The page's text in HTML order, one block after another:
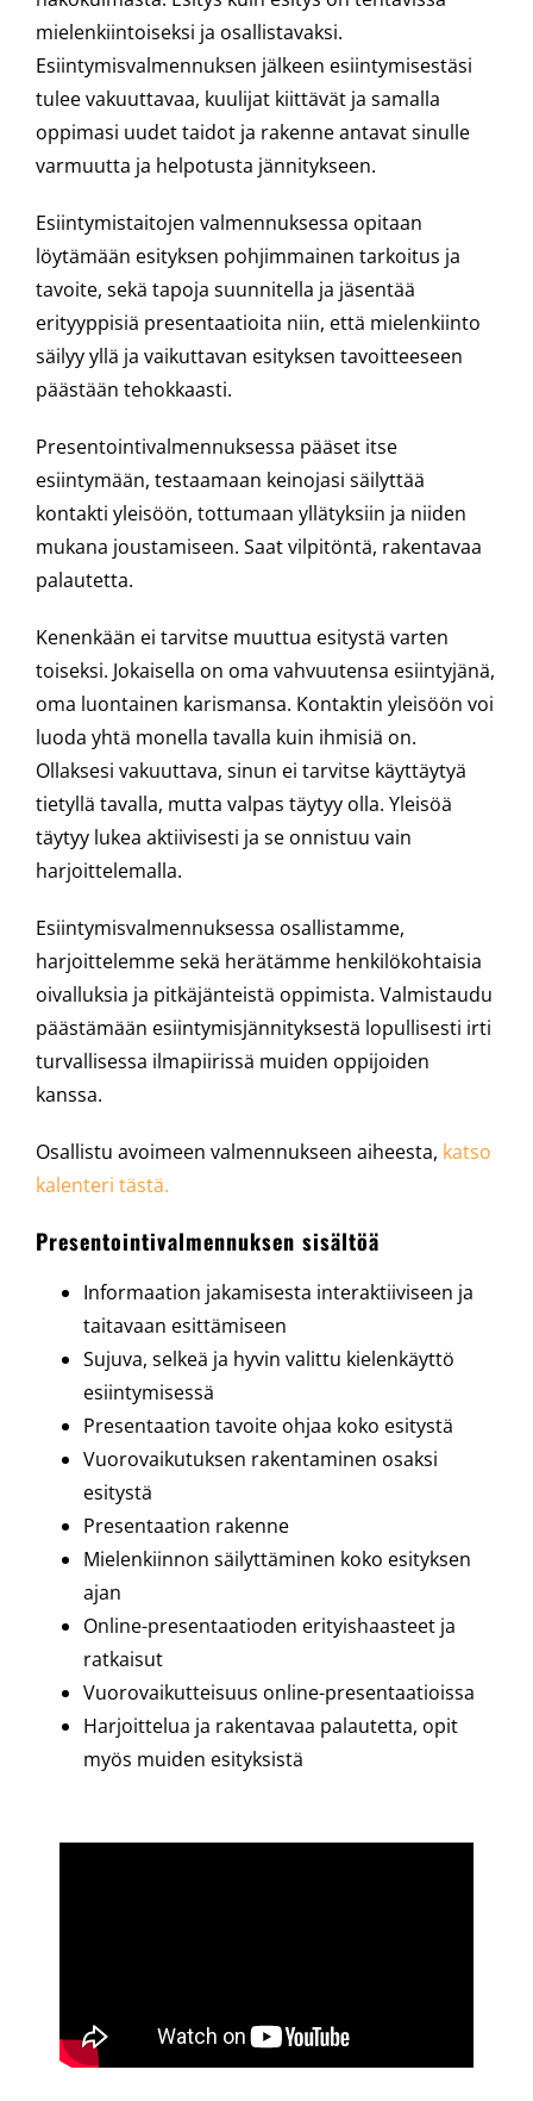
mielenkiintoiseksi ja osallistavaksi.
Esiintymisvalmennuksen jälkeen esiintymisestäsi
tulee vakuuttavaa, kuulijat kiittävät ja samalla
oppimasi uudet taidot ja rakenne antavat sinulle
varmuutta ja helpotusta jännitykseen.
Esiintymistaitojen valmennuksessa opitaan
löytämään esityksen pohjimmainen tarkoitus ja
tavoite, sekä tapoja suunnitella ja jäsentää
erityyppisiä presentaatioita niin, että mielenkiinto
säilyy yllä ja vaikuttavan esityksen tavoitteeseen
päästään tehokkaasti.
Presentointivalmennuksessa pääset itse
esiintymään, testaamaan keinojasi säilyttää
kontakti yleisöön, tottumaan yllätyksiin ja niiden
mukana joustamiseen. Saat vilpitöntä, rakentavaa
palautetta.
Kenenkään ei tarvitse muuttua esitystä varten
toiseksi. Jokaisella on oma vahvuutensa esiintyjänä,
oma luontainen karismansa. Kontaktin yleisöön voi
luoda yhtä monella tavalla kuin ihmisiä on.
Ollaksesi vakuuttava, sinun ei tarvitse käyttäytyä
tietyllä tavalla, mutta valpas täytyy olla. Yleisöä
täytyy lukea aktiivisesti ja se onnistuu vain
harjoittelemalla.
Esiintymisvalmennuksessa osallistamme,
harjoittelemme sekä herätämme henkilökohtaisia
oivalluksia ja pitkäjänteistä oppimista. Valmistaudu
päästämään esiintymisjännityksestä lopullisesti irti
turvallisessa ilmapiirissä muiden oppijoiden
kanssa.
Osallistu avoimeen valmennukseen aiheesta, katso
kalenteri tästä.
Presentointivalmennuksen sisältöä
Informaation jakamisesta interaktiiviseen ja
taitavaan esittämiseen
Sujuva, selkeä ja hyvin valittu kielenkäyttö
esiintymisessä
Presentaation tavoite ohjaa koko esitystä
Vuorovaikutuksen rakentaminen osaksi
esitystä
Presentaation rakenne
Mielenkiinnon säilyttäminen koko esityksen
ajan
Online-presentaatioden erityishaasteet ja
ratkaisut
Vuorovaikutteisuus online-presentaatioissa
Harjoittelua ja rakentavaa palautetta, opit
myös muiden esityksistä